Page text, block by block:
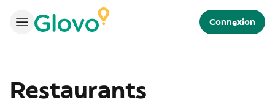
Connexion
Restaurants